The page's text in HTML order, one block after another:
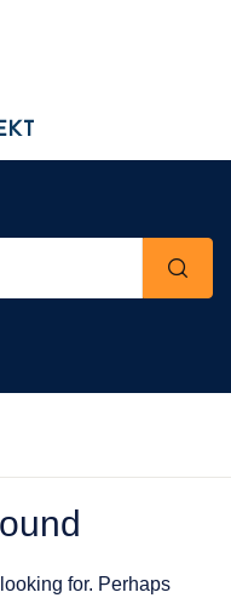
for. Perhaps